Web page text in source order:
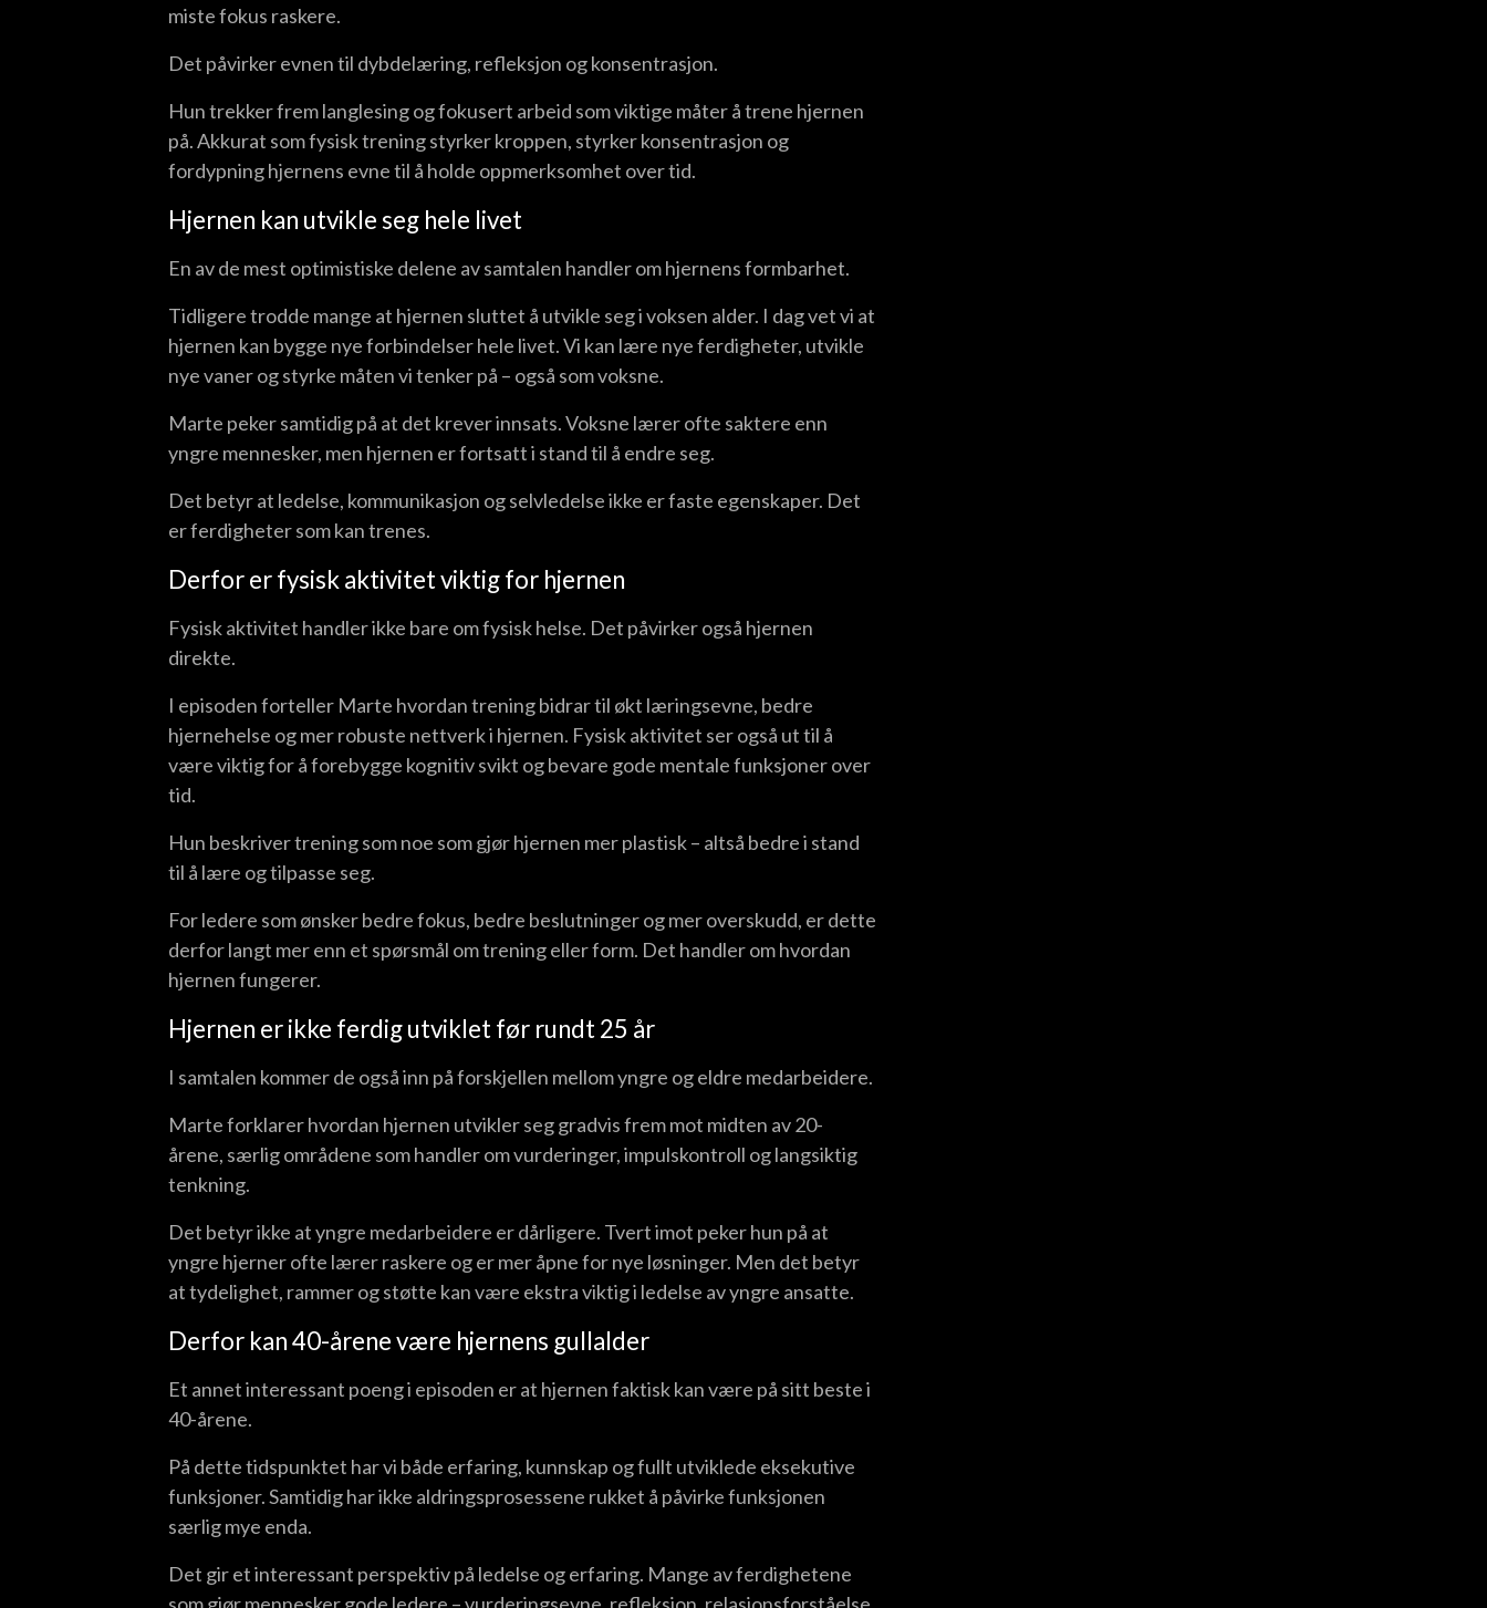
miste fokus raskere.
Det påvirker evnen til dybdelæring, refleksjon og konsentrasjon.
Hun trekker frem langlesing og fokusert arbeid som viktige måter å trene hjernen
på. Akkurat som fysisk trening styrker kroppen, styrker konsentrasjon og
fordypning hjernens evne til å holde oppmerksomhet over tid.
Hjernen kan utvikle seg hele livet
En av de mest optimistiske delene av samtalen handler om hjernens formbarhet.
Tidligere trodde mange at hjernen sluttet å utvikle seg i voksen alder. I dag vet vi at
hjernen kan bygge nye forbindelser hele livet. Vi kan lære nye ferdigheter, utvikle
nye vaner og styrke måten vi tenker på – også som voksne.
Marte peker samtidig på at det krever innsats. Voksne lærer ofte saktere enn
yngre mennesker, men hjernen er fortsatt i stand til å endre seg.
Det betyr at ledelse, kommunikasjon og selvledelse ikke er faste egenskaper. Det
er ferdigheter som kan trenes.
Derfor er fysisk aktivitet viktig for hjernen
Fysisk aktivitet handler ikke bare om fysisk helse. Det påvirker også hjernen
direkte.
I episoden forteller Marte hvordan trening bidrar til økt læringsevne, bedre
hjernehelse og mer robuste nettverk i hjernen. Fysisk aktivitet ser også ut til å
være viktig for å forebygge kognitiv svikt og bevare gode mentale funksjoner over
tid.
Hun beskriver trening som noe som gjør hjernen mer plastisk – altså bedre i stand
til å lære og tilpasse seg.
For ledere som ønsker bedre fokus, bedre beslutninger og mer overskudd, er dette
derfor langt mer enn et spørsmål om trening eller form. Det handler om hvordan
hjernen fungerer.
Hjernen er ikke ferdig utviklet før rundt 25 år
I samtalen kommer de også inn på forskjellen mellom yngre og eldre medarbeidere.
Marte forklarer hvordan hjernen utvikler seg gradvis frem mot midten av 20-
årene, særlig områdene som handler om vurderinger, impulskontroll og langsiktig
tenkning.
Det betyr ikke at yngre medarbeidere er dårligere. Tvert imot peker hun på at
yngre hjerner ofte lærer raskere og er mer åpne for nye løsninger. Men det betyr
at tydelighet, rammer og støtte kan være ekstra viktig i ledelse av yngre ansatte.
Derfor kan 40-årene være hjernens gullalder
Et annet interessant poeng i episoden er at hjernen faktisk kan være på sitt beste i
40-årene.
På dette tidspunktet har vi både erfaring, kunnskap og fullt utviklede eksekutive
funksjoner. Samtidig har ikke aldringsprosessene rukket å påvirke funksjonen
særlig mye enda.
Det gir et interessant perspektiv på ledelse og erfaring. Mange av ferdighetene